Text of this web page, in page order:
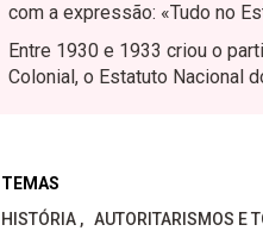
com a expressão: «Tudo no
Entre 1930 e 1933 criou o
Colonial, o Estatuto Nacional
TEMAS
HISTÓRIA
AUTORITARISMOS E